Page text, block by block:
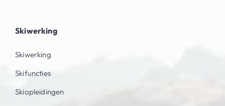
Skiwerking
Skiwerking
Skifuncties
Skiopleidingen